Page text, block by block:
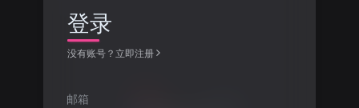
登录
没有账号？立即注册
邮箱